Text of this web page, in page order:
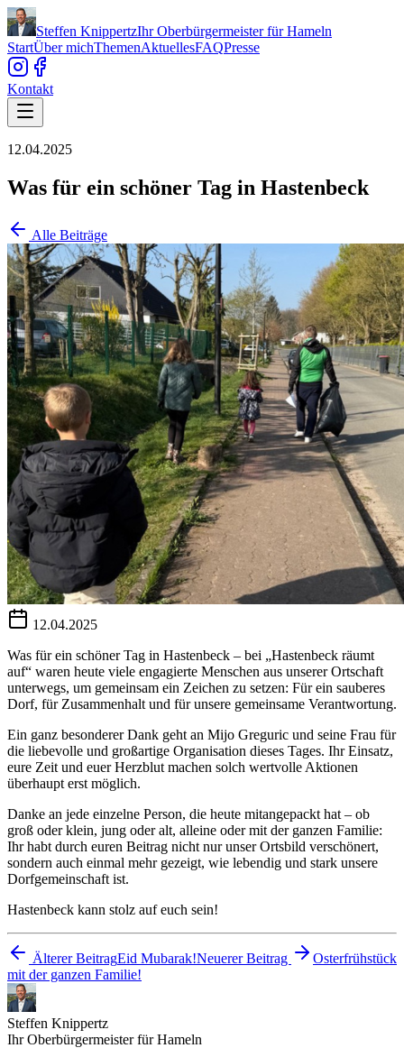
Steffen KnippertzIhr Oberbürgermeister für Hameln
StartÜber michThemenAktuellesFAQPresse
Kontakt
12.04.2025
Was für ein schöner Tag in Hastenbeck
Alle Beiträge
12.04.2025
Was für ein schöner Tag in Hastenbeck – bei „Hastenbeck räumt
auf“ waren heute viele engagierte Menschen aus unserer Ortschaft
unterwegs, um gemeinsam ein Zeichen zu setzen: Für ein sauberes
Dorf, für Zusammenhalt und für unsere gemeinsame Verantwortung.
Ein ganz besonderer Dank geht an Mijo Greguric und seine Frau für
die liebevolle und großartige Organisation dieses Tages. Ihr Einsatz,
eure Zeit und euer Herzblut machen solch wertvolle Aktionen
überhaupt erst möglich.
Danke an jede einzelne Person, die heute mitangepackt hat – ob
groß oder klein, jung oder alt, alleine oder mit der ganzen Familie:
Ihr habt durch euren Beitrag nicht nur unser Ortsbild verschönert,
sondern auch einmal mehr gezeigt, wie lebendig und stark unsere
Dorfgemeinschaft ist.
Hastenbeck kann stolz auf euch sein!
Älterer BeitragEid Mubarak!Neuerer Beitrag
Osterfrühstück
mit der ganzen Familie!
Steffen Knippertz
Ihr Oberbürgermeister für Hameln